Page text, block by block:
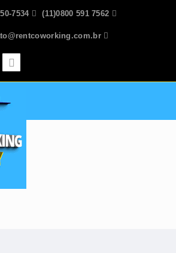
7534  (11)0800 591 7562 
